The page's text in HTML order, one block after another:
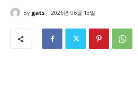
By gats 2026년 06월 13일